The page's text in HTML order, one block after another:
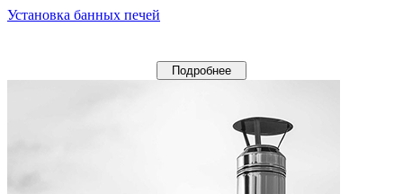
Установка банных печей
Подробнее